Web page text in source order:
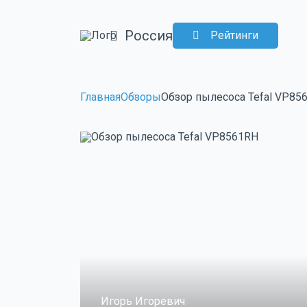
Россия Рейтинги
ГлавнаяОбзорыОбзор пылесоса Tefal
Игорь Игоревич